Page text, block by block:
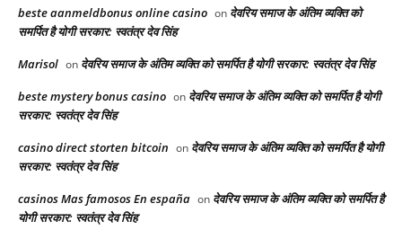
beste aanmeldbonus online casino on देवरिय समाज के अंतिम व्यक्ति को
समर्पित है योगी सरकार: स्वतंत्र देव सिंह
Marisol on देवरिय समाज के अंतिम व्यक्ति को समर्पित है योगी सरकार: स्वतंत्र देव सिंह
beste mystery bonus casino on देवरिय समाज के अंतिम व्यक्ति को समर्पित है योगी
सरकार: स्वतंत्र देव सिंह
casino direct storten bitcoin on देवरिय समाज के अंतिम व्यक्ति को समर्पित है योगी
सरकार: स्वतंत्र देव सिंह
casinos Mas famosos En españa on देवरिय समाज के अंतिम व्यक्ति को समर्पित है
योगी सरकार: स्वतंत्र देव सिंह